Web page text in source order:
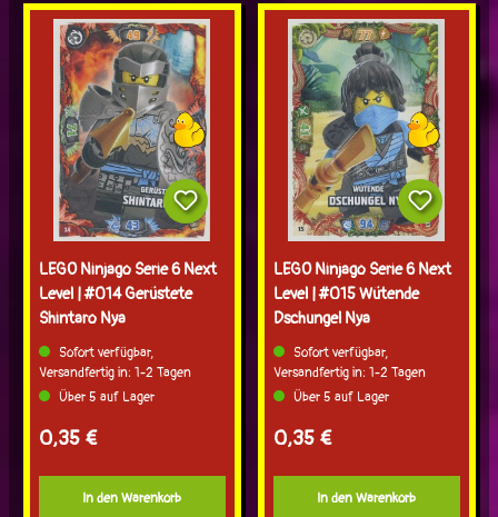
LEGO Ninjago Serie 6 Next
Level | #014 Gerüstete
Shintaro Nya
Sofort verfügbar,
Versandfertig in: 1-2 Tagen
Über 5 auf Lager
Regulärer Preis:
0,35 €
In den Warenkorb
LEGO Ninjago Serie 6 Next
Level | #015 Wütende
Dschungel Nya
Sofort verfügbar,
Versandfertig in: 1-2 Tagen
Über 5 auf Lager
Regulärer Preis:
0,35 €
In den Warenkorb